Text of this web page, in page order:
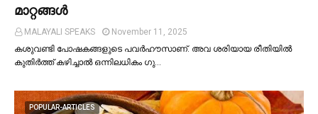
മാറ്റങ്ങള്‍
MALAYALI SPEAKS
November 11, 2025
കശുവണ്ടി പോഷകങ്ങളുടെ പവർഹൗസാണ്. അവ ശരിയായ രീതിയില്‍
കുതിർത്ത് കഴിച്ചാല്‍ ഒന്നിലധികം ഗു…
POPULAR-ARTICLES